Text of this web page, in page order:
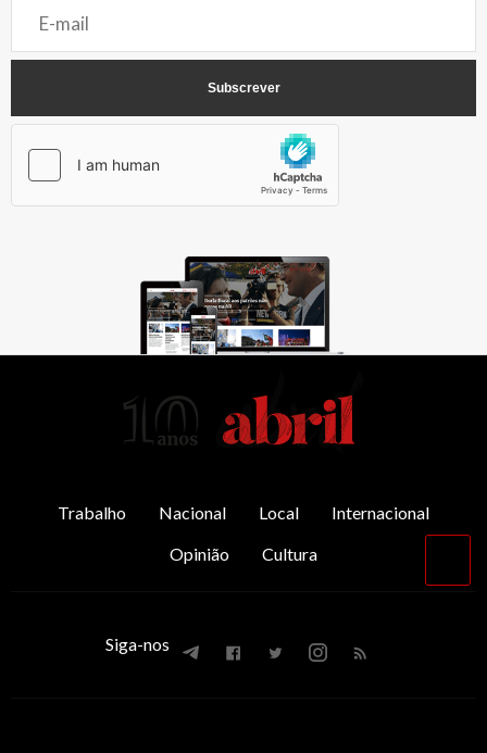
Trabalho Nacional Local
Internacional
Opinião
Cultura
Siga-nos